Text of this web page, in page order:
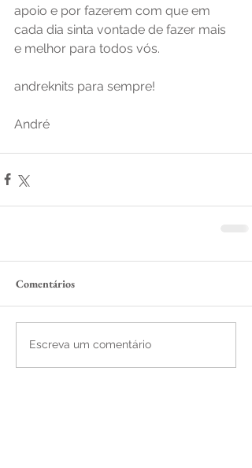
apoio e por fazerem com que em
cada dia sinta vontade de fazer mais
e melhor para todos vós.
andreknits para sempre!
André
Comentários
Escreva um comentário